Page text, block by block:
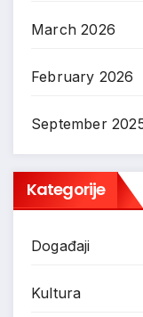
March 2026
February 2026
September
Kategorije
Događaji
Kultura